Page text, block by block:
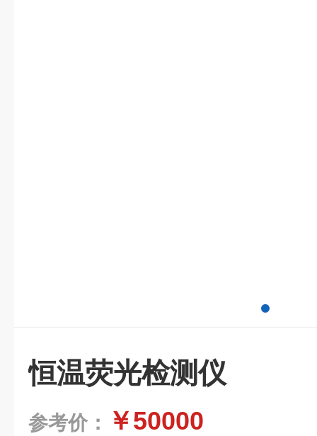
恒温荧光检测仪
参考价： ￥50000